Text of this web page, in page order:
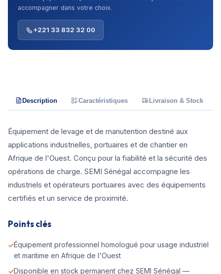
accompagner dans votre choix.
+221 33 832 32 00
Description Caractéristiques Livraison & Stock
Équipement de levage et de manutention destiné aux
applications industrielles, portuaires et de chantier en
Afrique de l'Ouest. Conçu pour la fiabilité et la sécurité des
opérations de charge. SEMI Sénégal accompagne les
industriels et opérateurs portuaires avec des équipements
certifiés et un service de proximité.
Points clés
Équipement professionnel homologué pour usage industriel
et maritime en Afrique de l'Ouest
Disponible en stock permanent chez SEMI Sénégal —